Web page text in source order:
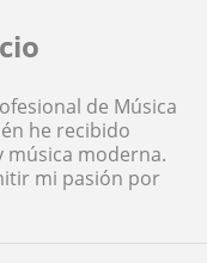
de Música
he recibido
música moderna.
mi pasión por